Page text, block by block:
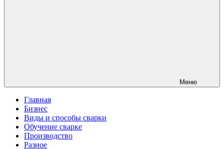
Меню
Главная
Бизнес
Виды и способы сварки
Обучение сварке
Производство
Разное